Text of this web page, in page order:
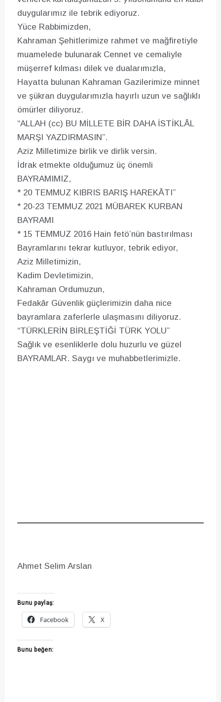
duygularımız ile tebrik ediyoruz.
Yüce Rabbimizden,
Kahraman Şehitlerimize rahmet ve mağfiretiyle
muamelede bulunarak Cennet ve cemaliyle
müşerref kılması dilek ve dualarımızla,
Hayatta bulunan Kahraman Gazilerimize minnet
ve şükran duygularımızla hayırlı uzun ve sağlıklı
ömürler diliyoruz.
“ALLAH (cc) BU MİLLETE BİR DAHA İSTİKLÂL
MARŞI YAZDIRMASIN”.
Aziz Milletimize birlik ve dirlik versin.
İdrak etmekte olduğumuz üç önemli
BAYRAMIMIZ,
* 20 TEMMUZ KIBRIS BARIŞ HAREKÂTI”
* 20-23 TEMMUZ 2021 MÜBAREK KURBAN
BAYRAMI
* 15 TEMMUZ 2016 Hain fetö’nün bastırılması
Bayramlarını tekrar kutluyor, tebrik ediyor,
Aziz Milletimizin,
Kadim Devletimizin,
Kahraman Ordumuzun,
Fedakâr Güvenlik güçlerimizin daha nice
bayramlara zaferlerle ulaşmasını diliyoruz.
“TÜRKLERİN BİRLEŞTİĞİ TÜRK YOLU”
Sağlık ve esenliklerle dolu huzurlu ve güzel
BAYRAMLAR. Saygı ve muhabbetlerimizle.
Ahmet Selim Arslan
Bunu paylaş:
Facebook
X
Bunu beğen: